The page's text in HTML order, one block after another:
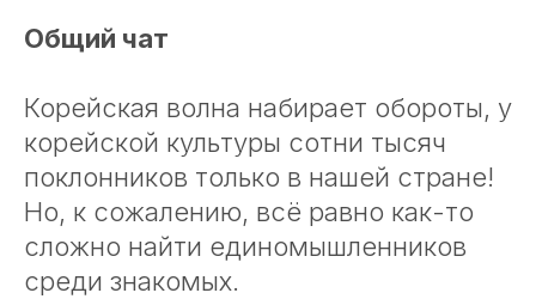
Общий чат
Корейская волна набирает обороты, у
корейской культуры сотни тысяч
поклонников только в нашей стране!
Но, к сожалению, всё равно как-то
сложно найти единомышленников
среди знакомых.